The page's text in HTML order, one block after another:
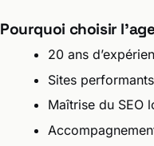
Pourquoi choisir
20 ans
Sites
Maîtrise du SEO